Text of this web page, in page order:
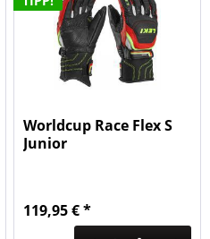
Worldcup Race Flex S
Junior
119,95 € *